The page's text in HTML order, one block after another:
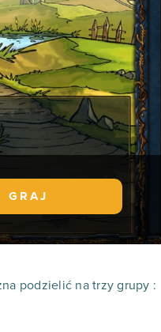
GRAJ
podzielić na trzy grupy :